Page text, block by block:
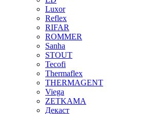
Luxor
Reflex
RIFAR
ROMMER
Sanha
STOUT
Tecofi
Thermaflex
THERMAGENT
Viega
ZETKAMA
Декаст